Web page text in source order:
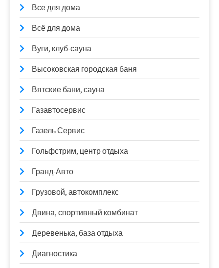
Все для дома
Всё для дома
Вуги, клуб-сауна
Высоковская городская баня
Вятские бани, сауна
Газавтосервис
Газель Сервис
Гольфстрим, центр отдыха
Гранд-Авто
Грузовой, автокомплекс
Двина, спортивный комбинат
Деревенька, база отдыха
Диагностика